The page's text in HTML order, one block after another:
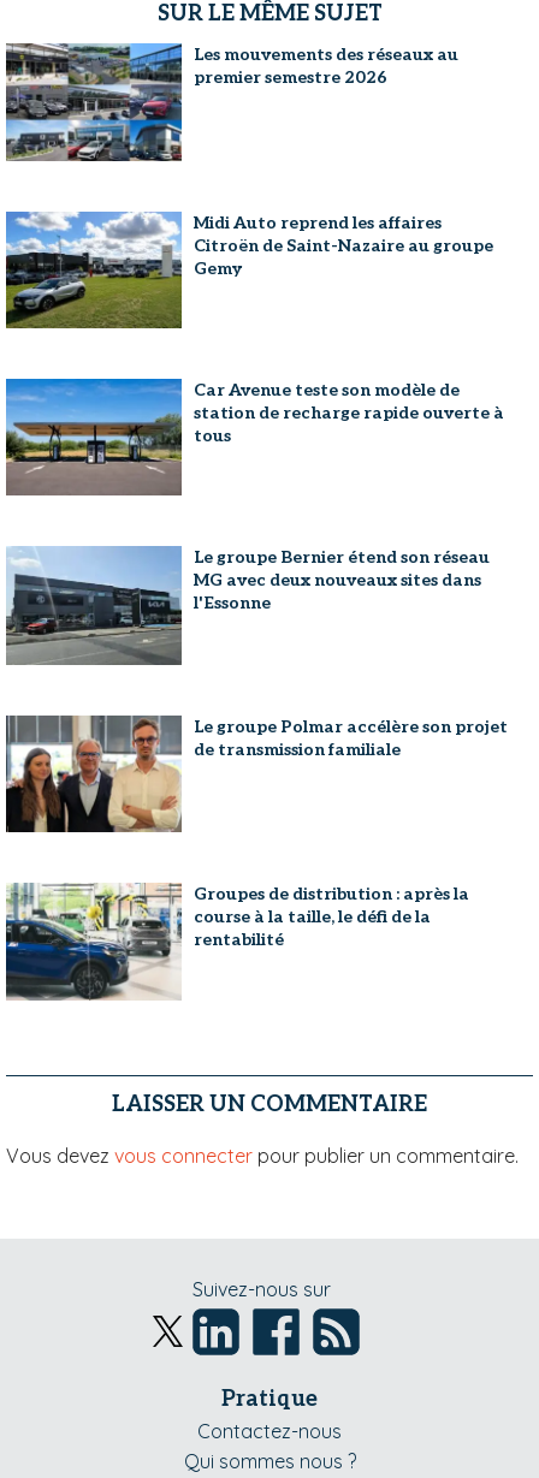
SUR LE MÊME SUJET
Les mouvements des réseaux au
premier semestre 2026
Midi Auto reprend les affaires
Citroën de Saint-Nazaire au groupe
Gemy
Car Avenue teste son modèle de
station de recharge rapide ouverte à
tous
Le groupe Bernier étend son réseau
MG avec deux nouveaux sites dans
l'Essonne
Le groupe Polmar accélère son projet
de transmission familiale
Groupes de distribution : après la
course à la taille, le défi de la
rentabilité
LAISSER UN COMMENTAIRE
Vous devez vous connecter pour publier un commentaire.
Suivez-nous sur
Pratique
Contactez-nous
Qui sommes nous ?